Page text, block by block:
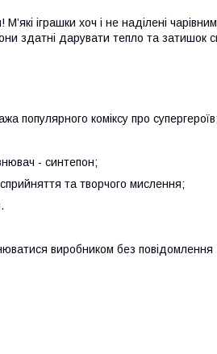
іграшки хоч і не наділені
здатні дарувати тепло та затишок
популярного коміксу про супергероїв;
- синтепон;
та творчого мислення;
виробником без повідомлення